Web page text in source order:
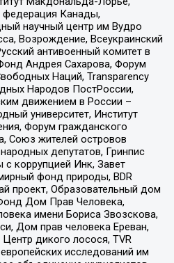
федерация Канады,
научный центр им Вудро
Возрождение, Всеукраинский
антивоенный комитет в
Андрея Сахарова, Форум
Наций, Transparеncy
Народов ПостРоссии,
движением в России –
университет, Институт
Форум гражданского
Союз жителей островов
депутатов, Гринпис
коррупцией Инк, Завет
фонд природы, BDR
проект, Образовательный дом
Дом Прав Человека,
имени Бориса Звозскова,
Дом прав человека Ереван,
дикого лосося, TVR
исследований им